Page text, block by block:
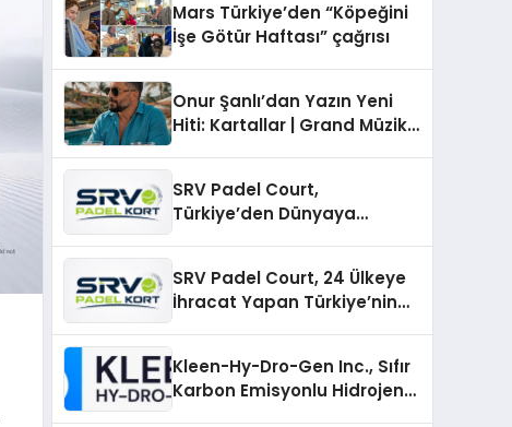
Mars Türkiye’den “Köpeğini
İşe Götür Haftası” çağrısı
Onur Şanlı’dan Yazın Yeni
Hiti: Kartallar | Grand Müzik
SRV Padel Court,
Türkiye’den Dünyaya
SRV Padel Court, 24 Ülkeye
İhracat Yapan Türkiye’nin
Kleen-Hy-Dro-Gen Inc., Sıfır
Karbon Emisyonlu Hidrojen